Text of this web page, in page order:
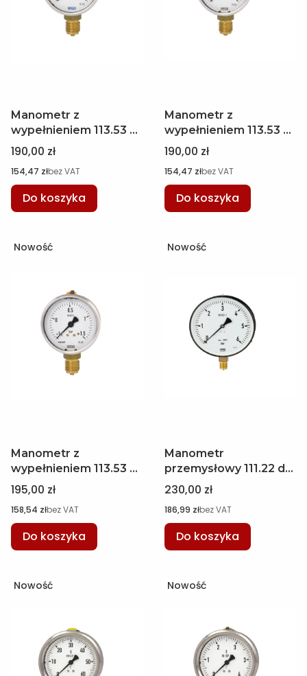
Manometr z
wypełnieniem 113.53 w
oprawie ze stali
nierdzewnej, Ø 100
mm, 0...25 bar, M20 x
1,5 WIKA 7427934
Cena
190,00 zł
Cena
154,47 złbez VAT
Do koszyka
Manometr z
wypełnieniem 113.53 w
oprawie ze stali
nierdzewnej, Ø 100
mm, 0...4 bar, M20 x 1,5
WIKA 7402558
Cena
190,00 zł
Cena
154,47 złbez VAT
Do koszyka
Nowość
Manometr z
wypełnieniem 113.53 w
oprawie ze stali
nierdzewnej, Ø 100
mm, -1...+1.5 bar, M20 x
1,5 WIKA 7344698
Cena
195,00 zł
Cena
158,54 złbez VAT
Do koszyka
Nowość
Manometr
przemysłowy 111.22 do
pomiaru ciśnienia
cieczy i gazów o
temperaturze do 200
°C, 0..6 bar WIKA
12273385
Cena
230,00 zł
Cena
186,99 złbez VAT
Do koszyka
Nowość Nowość